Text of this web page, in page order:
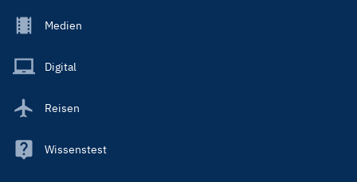
Footer
Main
Medien
Digital
Reisen
Wissenstest